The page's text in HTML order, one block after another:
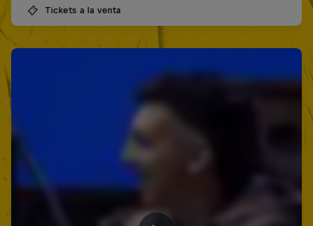
Tickets a la venta